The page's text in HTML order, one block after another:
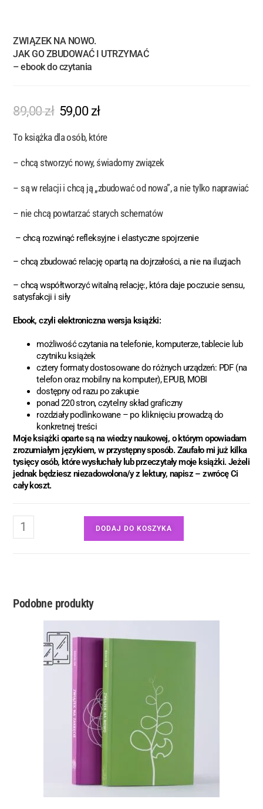
ZWIĄZEK NA NOWO.
JAK GO ZBUDOWAĆ I UTRZYMAĆ
– ebook do czytania
89,00zł 59,00 zł
To książka dla osób, które
–chcą stworzyć nowy, świadomy związek
– są w relacji i chcą ją „zbudować od nowa”, a nie tylko naprawiać
– nie chcą powtarzać starych schematów
– chcą rozwinąć refleksyjne i elastyczne spojrzenie
– chcą zbudować relację opartą na dojrzałości, a nie na iluzjach
– chcą współtworzyć witalną relację:, która daje poczucie sensu,
satysfakcji i siły
Ebook, czyli elektroniczna wersja książki:
możliwość czytania na telefonie, komputerze, tablecie lub
czytniku książek
cztery formaty dostosowane do różnych urządzeń: PDF (na
telefon oraz mobilny na komputer), EPUB, MOBI
dostępny od razu po zakupie
ponad 220 stron, czytelny skład graficzny
rozdziały podlinkowane – po kliknięciu prowadzą do
konkretnej treści
Moje książki oparte są na wiedzy naukowej, o którym opowiadam
zrozumiałym językiem, w przystępny sposób. Zaufało mi już kilka
tysięcy osób, które wysłuchały lub przeczytały moje książki. Jeżeli
jednak będziesz niezadowolona/y z lektury, napisz – zwrócę Ci
cały koszt.
DODAJ DO KOSZYKA
Podobne produkty